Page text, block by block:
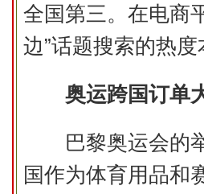
全国第三。在电商
边”话题搜索的热
奥运跨国订单
巴黎奥运会的举
国作为体育用品和